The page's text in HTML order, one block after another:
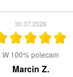
30.07.2026
W 100% polecam
Marcin Z.